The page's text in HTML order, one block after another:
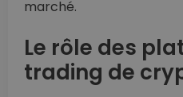
marché.
Le rôle des
trading de